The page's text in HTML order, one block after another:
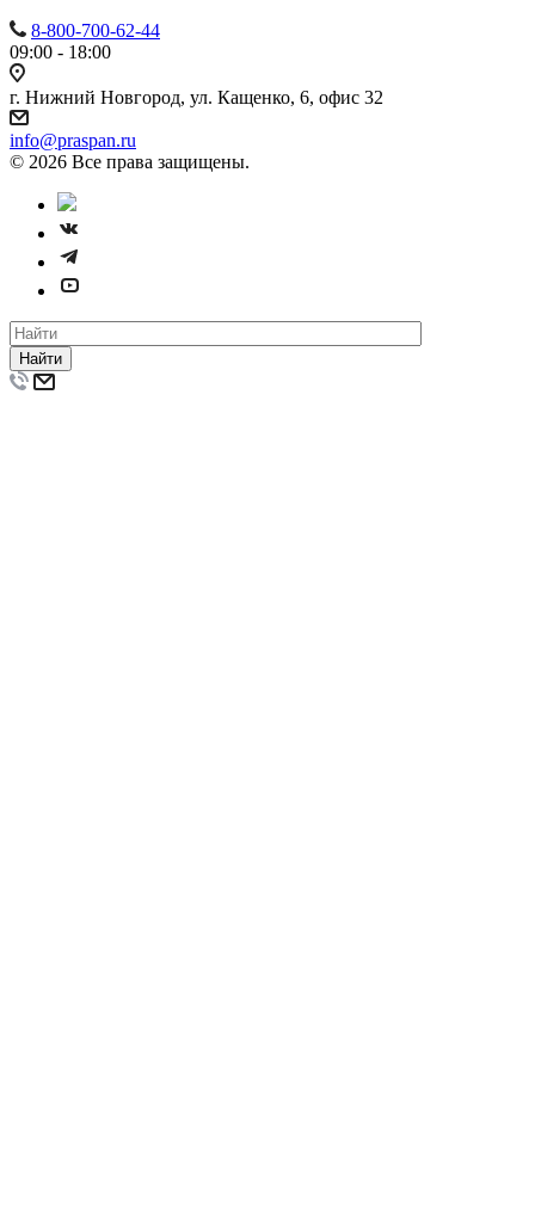
8-800-700-62-44
09:00 - 18:00
г. Нижний Новгород, ул. Кащенко, 6, офис 32
info@praspan.ru
© 2026 Все права защищены.
Найти